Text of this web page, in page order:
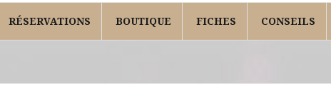
RÉSERVATIONS BOUTIQUE FICHES CONSEILS